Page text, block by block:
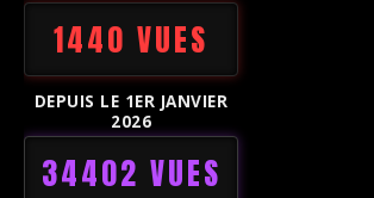
1440 VUES
DEPUIS LE 1ER JANVIER
2026
34402 VUES